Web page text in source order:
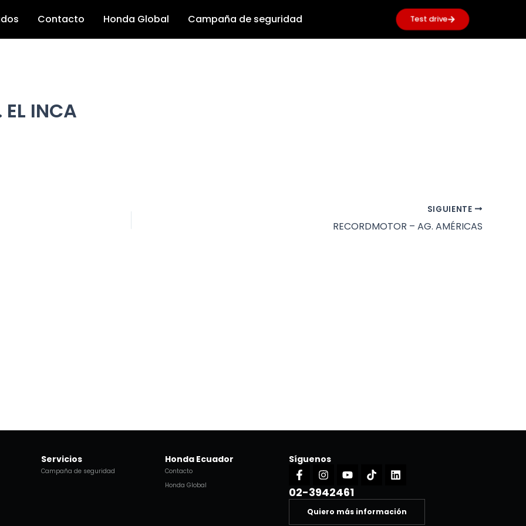
Contacto Honda Global Campaña de seguridad Test drive
INCA
SIGUIENTE
RECORDMOTOR – AG. AMÉRICAS
Servicios
Campaña de seguridad
Honda Ecuador
Contacto
Honda Global
Síguenos
Facebook-
f
Instagram
YoutubeTiktokLinkedin
02-3942461
Quiero más información